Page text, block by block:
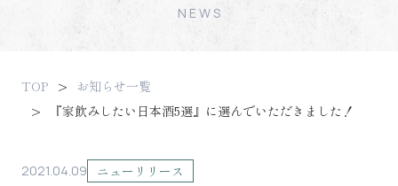
NEWS
TOP
お知らせ一覧
『家飲みしたい日本酒5選』に選んでいただきました！
2021.04.09 ニューリリース